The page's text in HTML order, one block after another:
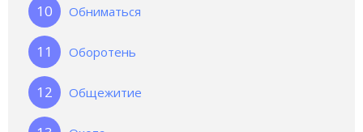
Обниматься
Оборотень
Общежитие